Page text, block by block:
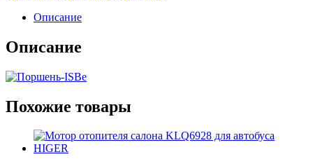
Описание
Описание
Похожие товары